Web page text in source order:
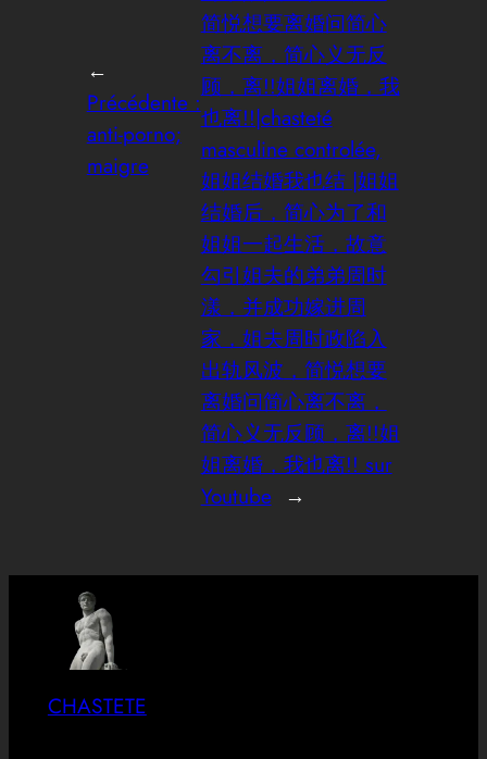
←
Précédente :
anti-porno;
maigre
简悦想要离婚问简心
离不离，简心义无反
顾，离!!姐姐离婚，我
也离!!|chasteté
masculine controlée,
姐姐结婚我也结 |姐姐
结婚后，简心为了和
姐姐一起生活，故意
勾引姐夫的弟弟周时
漾，并成功嫁进周
家，姐夫周时政陷入
出轨风波，简悦想要
离婚问简心离不离，
简心义无反顾，离!!姐
姐离婚，我也离!! sur
Youtube →
CHASTETE